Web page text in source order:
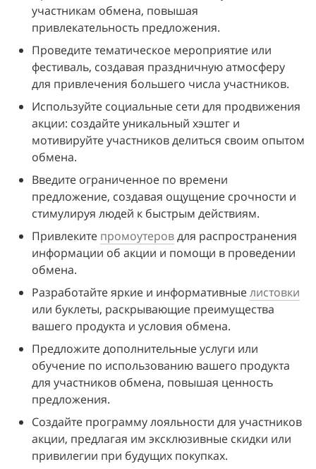
участникам обмена, повышая
привлекательность предложения.
Проведите тематическое мероприятие или
фестиваль, создавая праздничную атмосферу
для привлечения большего числа участников.
Используйте социальные сети для продвижения
акции: создайте уникальный хэштег и
мотивируйте участников делиться своим опытом
обмена.
Введите ограниченное по времени
предложение, создавая ощущение срочности и
стимулируя людей к быстрым действиям.
Привлеките промоутеров для распространения
информации об акции и помощи в проведении
обмена.
Разработайте яркие и информативные листовки
или буклеты, раскрывающие преимущества
вашего продукта и условия обмена.
Предложите дополнительные услуги или
обучение по использованию вашего продукта
для участников обмена, повышая ценность
предложения.
Создайте программу лояльности для участников
акции, предлагая им эксклюзивные скидки или
привилегии при будущих покупках.